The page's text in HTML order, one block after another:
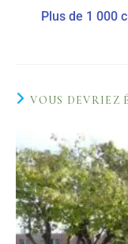
Plus de 1 000
VOUS DEVRIEZ